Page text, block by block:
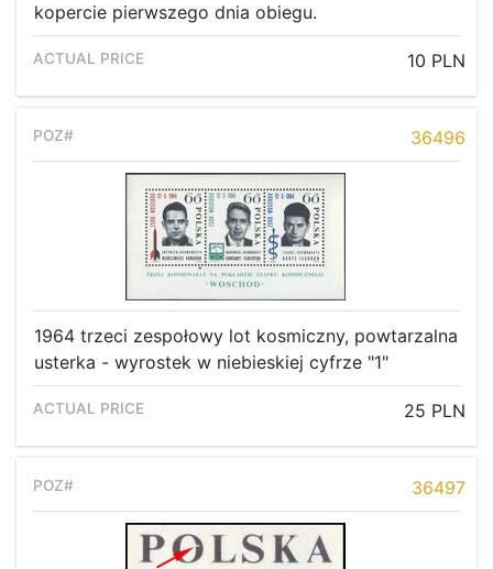
kopercie pierwszego dnia obiegu.
10 PLN
36496
1964 trzeci zespołowy lot kosmiczny, powtarzalna
usterka - wyrostek w niebieskiej cyfrze "1"
25 PLN
36497